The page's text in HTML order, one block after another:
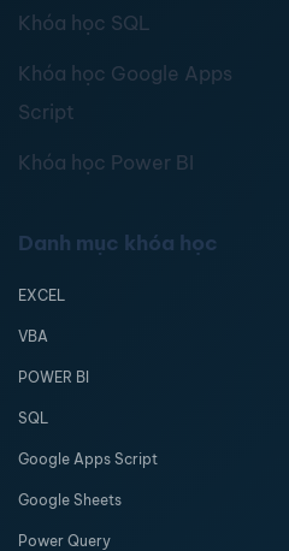
Khóa học SQL
Khóa học Google Apps
Script
Khóa học Power BI
Danh mục khóa học
EXCEL
VBA
POWER BI
SQL
Google Apps Script
Google Sheets
Power Query